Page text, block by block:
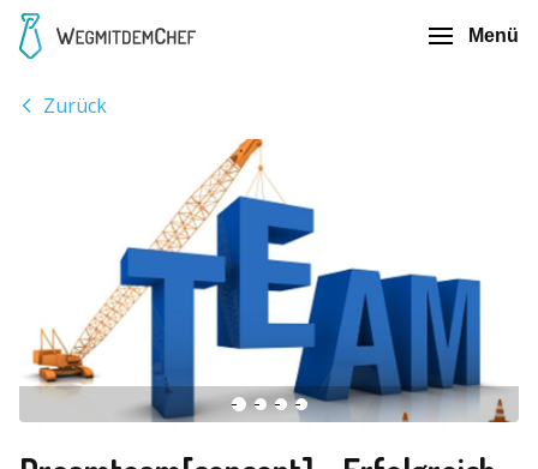
Menü
Zurück